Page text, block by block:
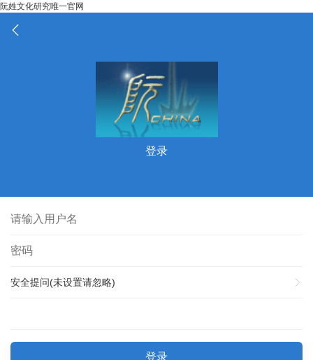
阮姓文化研究唯一官网
登录
安全提问(未设置请忽略)
登录